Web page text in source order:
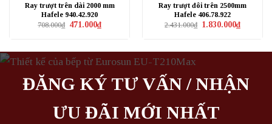
Ray trượt trên dài 2000 mm
Hafele 940.42.920
708.000₫ Giá
471.000₫Giá
hiện
471.000₫.
Ray trượt đôi trên 2500mm
Hafele 406.78.922
2.431.000₫ Giá
1.830.000₫Giá
hiện
ĐĂNG KÝ TƯ VẤN / NHẬN
ƯU ĐÃI MỚI NHẤT